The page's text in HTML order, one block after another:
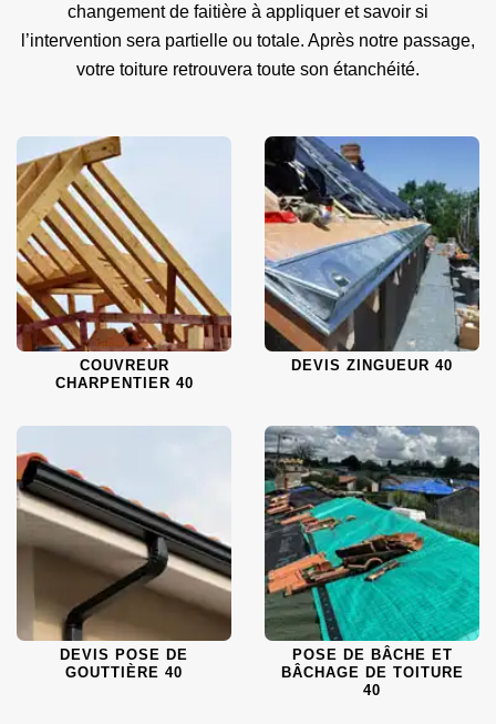
changement de faitière à appliquer et savoir si
l’intervention sera partielle ou totale. Après notre passage,
votre toiture retrouvera toute son étanchéité.
COUVREUR
CHARPENTIER 40
DEVIS ZINGUEUR 40
DEVIS POSE DE
GOUTTIÈRE 40
POSE DE BÂCHE ET
BÂCHAGE DE TOITURE
40